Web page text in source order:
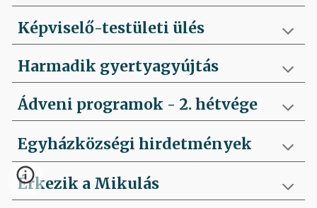
Képviselő-testületi ülés
Harmadik gyertyagyújtás
Ádveni programok - 2. hétvége
Egyházközségi hirdetmények
Érkezik a Mikulás